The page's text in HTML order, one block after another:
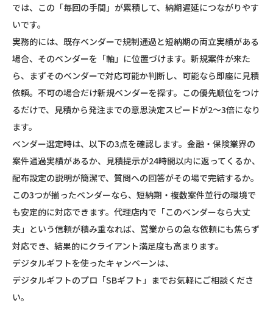
では、この「毎回の手間」が累積して、納期遅延につながりやす
いです。
実務的には、既存ベンダーで規制通過と短納期の両立実績がある
場合、そのベンダーを「軸」に位置づけます。新規案件が来た
ら、まずそのベンダーで対応可能か判断し、可能なら即座に見積
依頼。不可の場合だけ新規ベンダーを探す。この優先順位をつけ
るだけで、見積から発注までの意思決定スピードが2〜3倍になり
ます。
ベンダー選定時は、以下の3点を確認します。金融・保険業界の
案件通過実績があるか、見積提示が24時間以内に返ってくるか、
配布設定の説明が簡潔で、質問への回答がその場で完結するか。
この3つが揃ったベンダーなら、短納期・複数案件並行の環境で
も安定的に対応できます。代理店内で「このベンダーなら大丈
夫」という信頼が積み重なれば、営業からの急な依頼にも焦らず
対応でき、結果的にクライアント満足度も高まります。
デジタルギフトを使ったキャンペーンは、
デジタルギフトのプロ「SBギフト」までお気軽にご相談くださ
い。